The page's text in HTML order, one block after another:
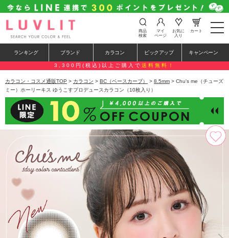
t
o
e
n
a
a
i
o
n
商品
検索
マイ
ページ
お気に
入り
カート
ランキング ブランド カラコン ピックアップ キャンペーン
3,300円(税込)以上ご購入で 送料無料！
カラコン・コスメ通販TOP > カラコン > BC（ベースカーブ） > 8.5mm > Chu's me（チューズ
ミー）ホーリーキス ゆうこすプロデュースカラコン（10枚入り）